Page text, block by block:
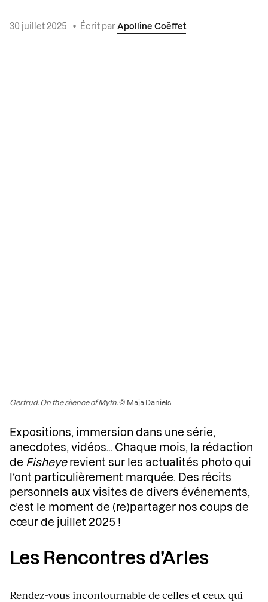
30 juillet 2025 • Écrit par Apolline Coëffet
Gertrud. On the silence of Myth.© Maja Daniels
Expositions, immersion dans une série,
anecdotes, vidéos… Chaque mois, la rédaction
de Fisheyerevient sur les actualités photo qui
l’ont particulièrement marquée. Des récits
personnels aux visites de divers événements,
c’est le moment de (re)partager nos coups de
cœur de juillet 2025 !
Les Rencontres d’Arles
Rendez-vous incontournable de celles et ceux qui